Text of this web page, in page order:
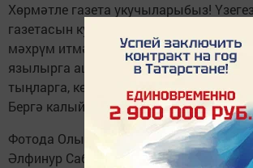
Хөрмәтле газета укучыларыбыз!
газетасын кулга алып, ләззәтләнеп
мәхрүм итмәгез. 2014 елның беренче
язылырга ашыгыгыз. Һәрвакыттагыча
тыңларга, көчебездән килгәнчә ярдәм
Бергә калыйк!
Фотода Олы Әтнә почта бүлекчәсе
Әлфинур Сабирова, Светлана